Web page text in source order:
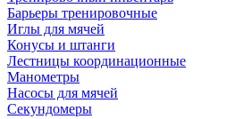
Барьеры тренировочные
Иглы для мячей
Конусы и штанги
Лестницы координационные
Манометры
Насосы для мячей
Секундомеры